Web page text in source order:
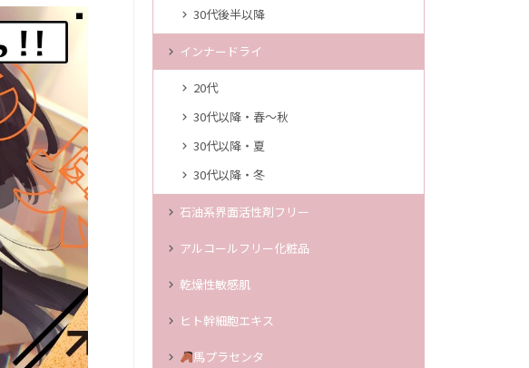
30代後半以降
インナードライ
20代
30代以降・春～秋
30代以降・夏
30代以降・冬
石油系界面活性剤フリー
アルコールフリー化粧品
乾燥性敏感肌
ヒト幹細胞エキス
馬プラセンタ